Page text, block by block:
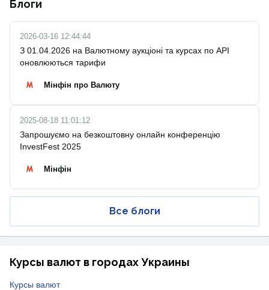
Блоги
2026-03-16 12:44:44
З 01.04.2026 на Валютному аукціоні та курсах по API
оновлюються тарифи
Мінфін про Валюту
2025-08-18 11:01:12
Запрошуємо на безкоштовну онлайн конференцію
InvestFest 2025
Мінфін
Все блоги
Курсы валют в городах Украины
Курсы валют